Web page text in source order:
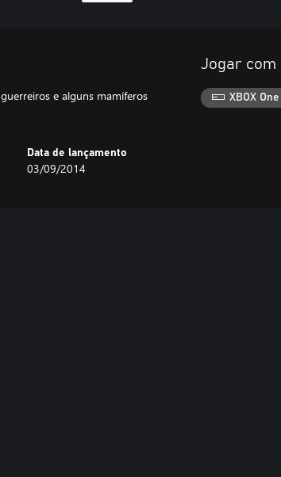
e alguns mamíferos
Data de lançamento
03/09/2014
Jogar com
XBOX One